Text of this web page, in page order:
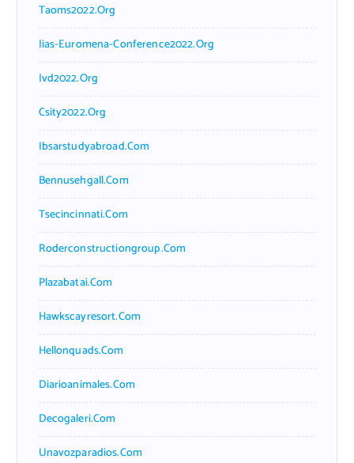
Taoms2022.org
Iias-Euromena-Conference2022.org
Ivd2022.org
Csity2022.org
Ibsarstudyabroad.com
Bennusehgall.com
Tsecincinnati.com
Roderconstructiongroup.com
Plazabatai.com
Hawkscayresort.com
Hellonquads.com
Diarioanimales.com
Decogaleri.com
Unavozparadios.com